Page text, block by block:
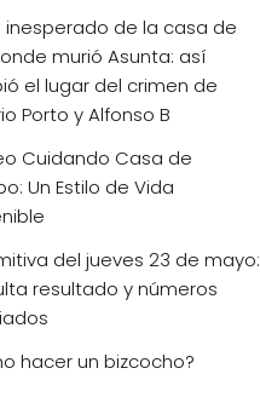
inesperado de la casa de
murió Asunta: así
el lugar del crimen de
Porto y Alfonso B
Cuidando Casa de
Un Estilo de Vida
del jueves 23 de mayo:
resultado y números
hacer un bizcocho?